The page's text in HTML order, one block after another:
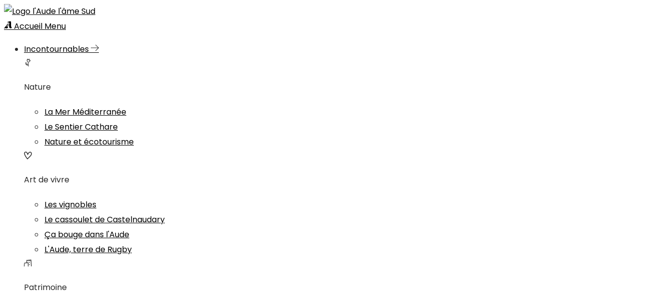
Accueil Menu
Incontournables
Nature
La Mer Méditerranée
Le Sentier Cathare
Nature et écotourisme
Art de vivre
Les vignobles
Le cassoulet de Castelnaudary
Ça bouge dans l'Aude
L'Aude, terre de Rugby
Patrimoine